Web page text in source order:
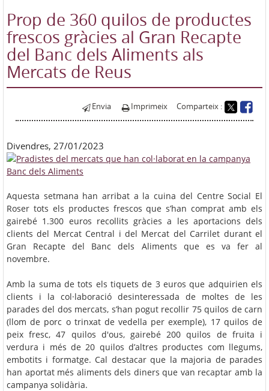
Prop de 360 quilos de productes
frescos gràcies al Gran Recapte
del Banc dels Aliments als
Mercats de Reus
Envia Imprimeix Comparteix :
Divendres, 27/01/2023
Aquesta setmana han arribat a la cuina del Centre Social El
Roser tots els productes frescos que s’han comprat amb els
gairebé 1.300 euros recollits gràcies a les aportacions dels
clients del Mercat Central i del Mercat del Carrilet durant el
Gran Recapte del Banc dels Aliments que es va fer al
novembre.
Amb la suma de tots els tiquets de 3 euros que adquirien els
clients i la col·laboració desinteressada de moltes de les
parades del dos mercats, s’han pogut recollir 75 quilos de carn
(llom de porc o trinxat de vedella per exemple), 17 quilos de
peix fresc, 47 quilos d'ous, gairebé 200 quilos de fruita i
verdura i més de 20 quilos d’altres productes com llegums,
embotits i formatge. Cal destacar que la majoria de parades
han aportat més aliments dels diners que van recaptar amb la
campanya solidària.